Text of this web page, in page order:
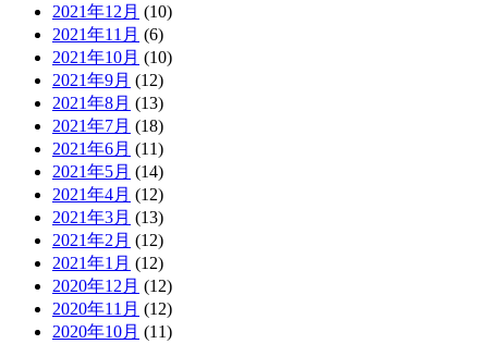
2021年12月 (10)
2021年11月 (6)
2021年10月 (10)
2021年9月 (12)
2021年8月 (13)
2021年7月 (18)
2021年6月 (11)
2021年5月 (14)
2021年4月 (12)
2021年3月 (13)
2021年2月 (12)
2021年1月 (12)
2020年12月 (12)
2020年11月 (12)
2020年10月 (11)